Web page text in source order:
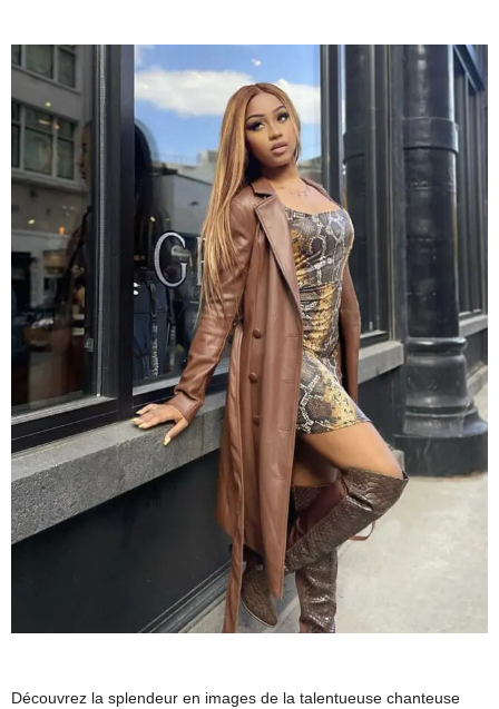
Découvrez la splendeur en images de la talentueuse chanteuse